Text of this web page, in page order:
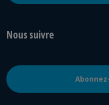
Nous suivre